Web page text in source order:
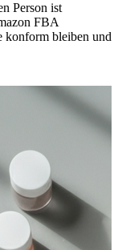
Person ist
FBA
konform bleiben und